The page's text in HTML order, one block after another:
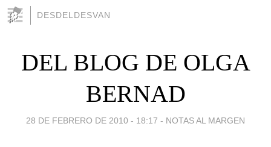
DESDELDESVAN
DEL BLOG DE OLGA
BERNAD
28 DE FEBRERO DE 2010 - 18:17 - NOTAS AL MARGEN